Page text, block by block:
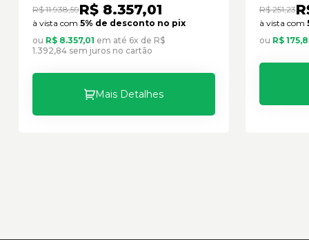
R$ 11.938,59R$ 8.357,01
à vista com 5% de desconto no pix
ou R$ 8.357,01 em até 6x de R$
1.392,84 sem juros no cartão
Mais Detalhes
R$ 251,23
à vista com
ou R$